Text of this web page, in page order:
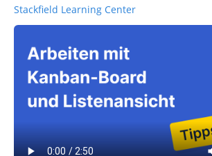
Stackfield Learning Center